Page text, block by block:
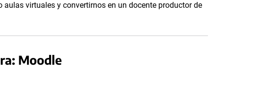
virtuales y convertirnos en un docente productor de
Moodle